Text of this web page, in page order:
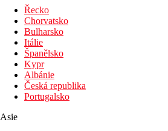
Bazény
Lehátka a slunečníky u bazénu zdarma
Dětský bazén
Bar u bazénu
brouzdaliště
Fotogalerie
Řecko
Chorvatsko
Bulharsko
Itálie
Španělsko
Kypr
Albánie
Česká republika
Portugalsko
Asie